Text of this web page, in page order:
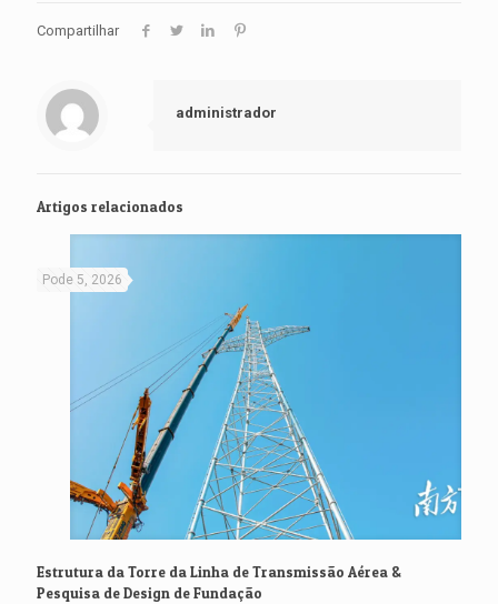
Compartilhar
administrador
Artigos relacionados
Pode 5, 2026
Estrutura da Torre da Linha de Transmissão Aérea &
Pesquisa de Design de Fundação